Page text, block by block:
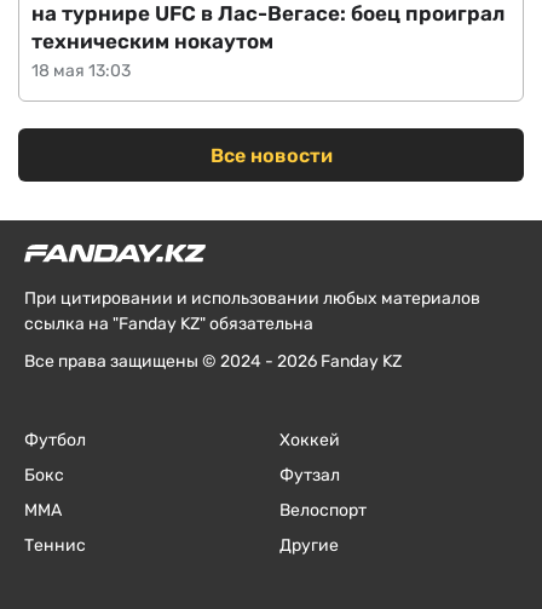
18 мая 13:03
на турнире UFC в Лас-Вегасе: боец проиграл
техническим нокаутом
Все новости
При цитировании и использовании любых материалов
ссылка на "Fanday KZ" обязательна
Все права защищены © 2024 - 2026 Fanday KZ
Футбол
Бокс
ММА
Теннис
Хоккей
Футзал
Велоспорт
Другие